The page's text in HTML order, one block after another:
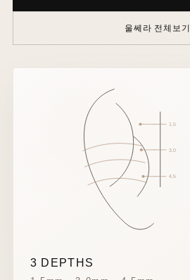
울쎄라 전체보기
1.5
3.0
4.5
3 DEPTHS